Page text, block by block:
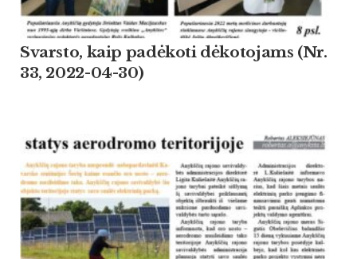
Svarsto, kaip padėkoti dėkotojams (Nr.
33, 2022-04-30)